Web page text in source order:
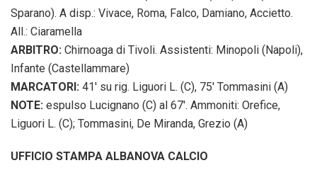
Sparano). A disp.: Vivace, Roma, Falco, Damiano, Accietto.
All.: Ciaramella
ARBITRO: Chirnoaga di Tivoli. Assistenti: Minopoli (Napoli),
Infante (Castellammare)
MARCATORI: 41′ su rig. Liguori L. (C), 75′ Tommasini (A)
NOTE: espulso Lucignano (C) al 67′. Ammoniti: Orefice,
Liguori L. (C); Tommasini, De Miranda, Grezio (A)
UFFICIO STAMPA ALBANOVA CALCIO